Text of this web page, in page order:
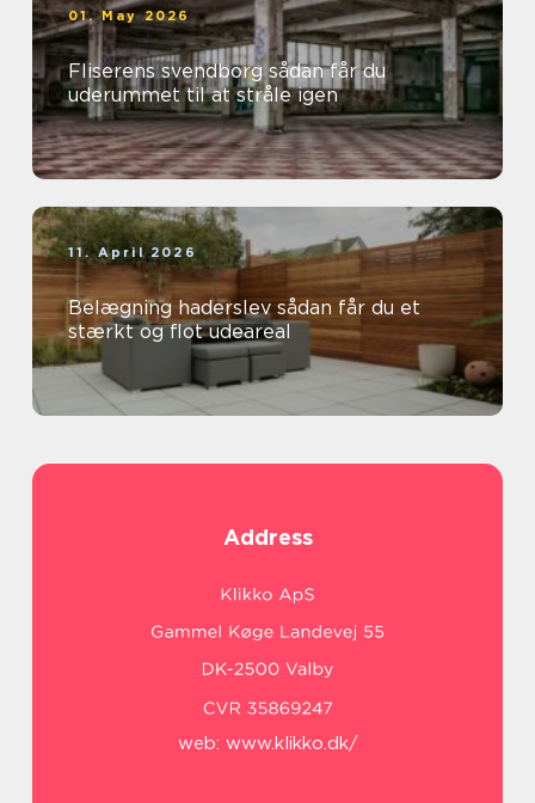
01. May 2026
Fliserens svendborg sådan får du
uderummet til at stråle igen
11. April 2026
Belægning haderslev sådan får du et
stærkt og flot udeareal
Address
web: www.klikko.dk/